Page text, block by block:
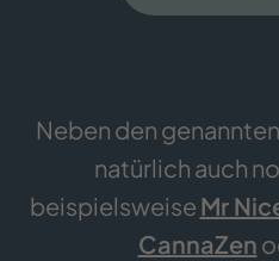
Neben den
natürlich auch
beispielsweise Mr
CannaZen